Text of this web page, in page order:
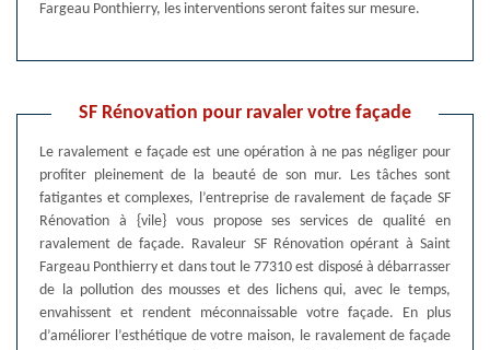
Fargeau Ponthierry, les interventions seront faites sur mesure.
SF Rénovation pour ravaler votre façade
Le ravalement e façade est une opération à ne pas négliger pour
profiter pleinement de la beauté de son mur. Les tâches sont
fatigantes et complexes, l’entreprise de ravalement de façade SF
Rénovation à {vile} vous propose ses services de qualité en
ravalement de façade. Ravaleur SF Rénovation opérant à Saint
Fargeau Ponthierry et dans tout le 77310 est disposé à débarrasser
de la pollution des mousses et des lichens qui, avec le temps,
envahissent et rendent méconnaissable votre façade. En plus
d’améliorer l’esthétique de votre maison, le ravalement de façade